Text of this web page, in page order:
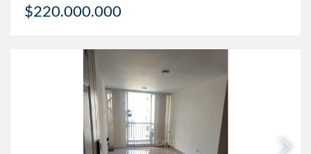
$220.000.000